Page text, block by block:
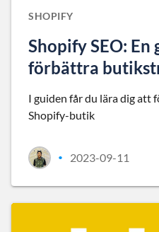
SHOPIFY
Shopify SEO:
förbättra
I guiden får du lära dig att
Shopify-butik
• 2023-09-11